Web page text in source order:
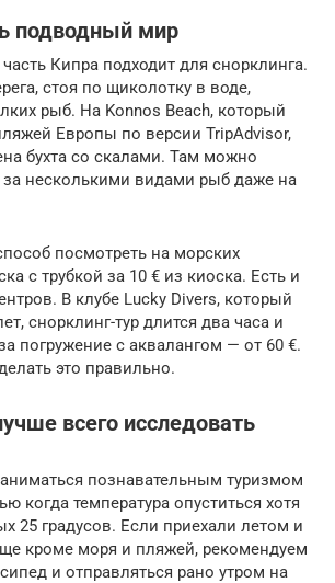
подводный мир
Кипра подходит для снорклинга.
стоя по щиколотку в воде,
рыб. На Konnos Beach, который
Европы по версии TripAdvisor,
бухта со скалами. Там можно
за несколькими видами рыб даже на
посмотреть на морских
с трубкой за 10 € из киоска. Есть и
В клубе Lucky Divers, который
снорклинг-тур длится два часа и
погружение с аквалангом — от 60 €.
это правильно.
всего исследовать
познавательным туризмом
когда температура опуститься хотя
25 градусов. Если приехали летом и
кроме моря и пляжей, рекомендуем
и отправляться рано утром на